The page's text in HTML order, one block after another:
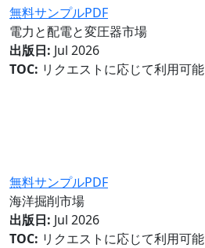
無料サンプルPDF
電力と配電と変圧器市場
出版日: Jul 2026
TOC: リクエストに応じて利用可能
無料サンプルPDF
海洋掘削市場
出版日: Jul 2026
TOC: リクエストに応じて利用可能